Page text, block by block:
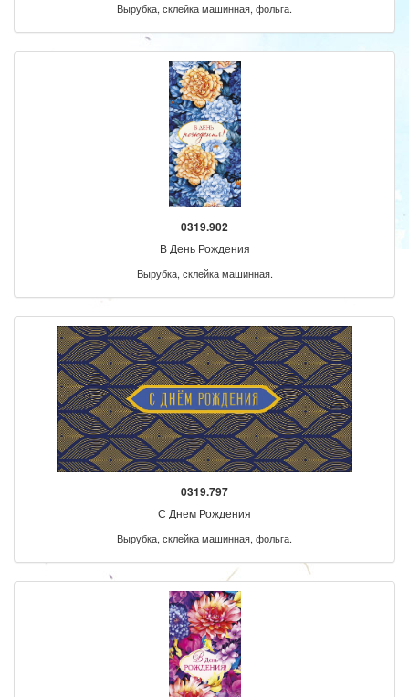
Вырубка, склейка машинная, фольга.
0319.902
В День Рождения
Вырубка, склейка машинная.
0319.797
С Днем Рождения
Вырубка, склейка машинная, фольга.